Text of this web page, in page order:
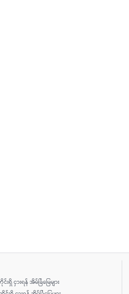
ရှိ ငှားရန် အိမ်ခြံမြေများ